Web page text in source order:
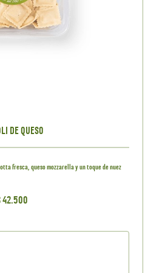
DE QUESO
fresca, queso mozzarella y un toque de nuez
42.500